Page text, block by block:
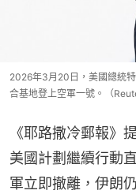
2026年3月20日，美國總統
合基地登上空軍一號。（
《耶路撒冷郵報》
美國計劃繼續行動
軍立即撤離，伊朗